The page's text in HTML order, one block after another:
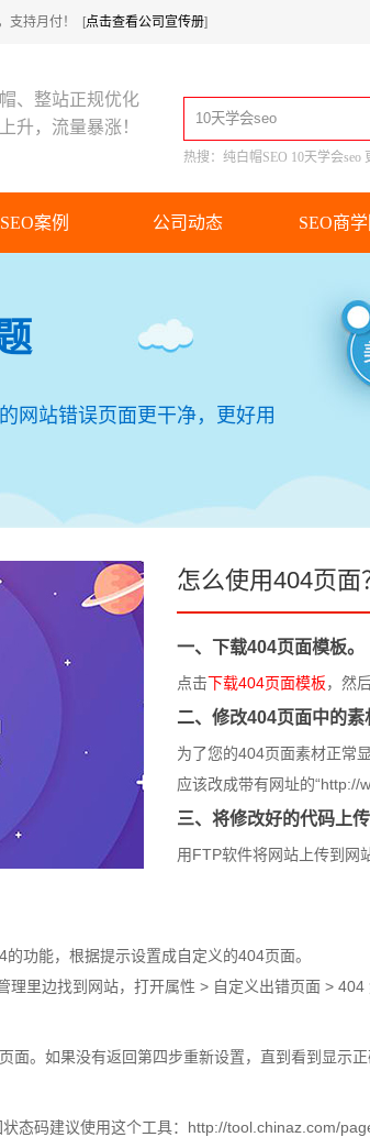
支持月付！ [点击查看公司宣传册]
、整站正规优化
升，流量暴涨！
热搜： 纯白帽SEO 10天学会seo
SEO案例 公司动态 SEO商
网站错误页面更干净，更好用
怎么使用404页面
一、下载404页面模板。
点击下载404页面模板，然
二、修改404页面中的素
为了您的404页面素材正常
应该改成带有网址的“http://
三、将修改好的代码上
用FTP软件将网站上传到网
功能，根据提示设置成自定义的404页面。
里边找到网站，打开属性 > 自定义出错页面 > 404
。如果没有返回第四步重新设置，直到看到显示正
态码建议使用这个工具：http://tool.chinaz.com/